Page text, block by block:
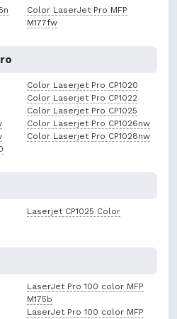
Color LaserJet Pro MFP
M177fw
Color Laserjet Pro CP1020
Color Laserjet Pro CP1022
Color Laserjet Pro CP1025
Color Laserjet Pro CP1026nw
Color Laserjet Pro CP1028nw
Laserjet CP1025 Color
LaserJet Pro 100 color MFP
M175b
LaserJet Pro 100 color MFP